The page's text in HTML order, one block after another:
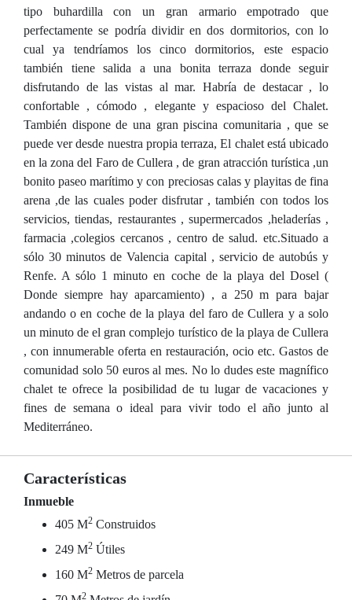
tipo buhardilla con un gran armario empotrado que
perfectamente se podría dividir en dos dormitorios, con lo
cual ya tendríamos los cinco dormitorios, este espacio
también tiene salida a una bonita terraza donde seguir
disfrutando de las vistas al mar. Habría de destacar , lo
confortable , cómodo , elegante y espacioso del Chalet.
También dispone de una gran piscina comunitaria , que se
puede ver desde nuestra propia terraza, El chalet está ubicado
en la zona del Faro de Cullera , de gran atracción turística ,un
bonito paseo marítimo y con preciosas calas y playitas de fina
arena ,de las cuales poder disfrutar , también con todos los
servicios, tiendas, restaurantes , supermercados ,heladerías ,
farmacia ,colegios cercanos , centro de salud. etc.Situado a
sólo 30 minutos de Valencia capital , servicio de autobús y
Renfe. A sólo 1 minuto en coche de la playa del Dosel (
Donde siempre hay aparcamiento) , a 250 m para bajar
andando o en coche de la playa del faro de Cullera y a solo
un minuto de el gran complejo turístico de la playa de Cullera
, con innumerable oferta en restauración, ocio etc. Gastos de
comunidad solo 50 euros al mes. No lo dudes este magnífico
chalet te ofrece la posibilidad de tu lugar de vacaciones y
fines de semana o ideal para vivir todo el año junto al
Mediterráneo.
Características
Inmueble
405 M2 Construidos
249 M2 Útiles
160 M2 Metros de parcela
2